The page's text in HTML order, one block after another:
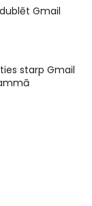
Gmail
starp Gmail